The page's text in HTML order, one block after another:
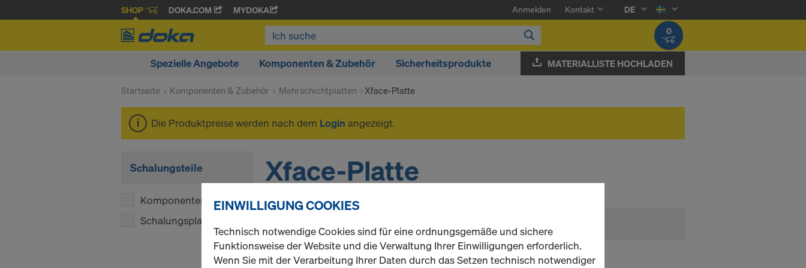
SHOP DOKA.COM MYDOKA Anmelden Kontakt
DE
0
Spezielle Angebote Komponenten & Zubehör Sicherheitsprodukte MATERIALLISTE HOCHLADEN
Startseite Komponenten & Zubehör Mehrschichtplatten Xface-Platte
Die Produktpreise werden nach dem Login angezeigt.
Schalungsteile
Komponenten
(1)
Schalungsplatten
Xface-Platte
Xface-Platte 21mm
EINWILLIGUNG COOKIES
Technisch notwendige Cookies sind für eine ordnungsgemäße und sichere
Funktionsweise der Website und die Verwaltung Ihrer Einwilligungen erforderlich.
Wenn Sie mit der Verarbeitung Ihrer Daten durch das Setzen technisch notwendiger